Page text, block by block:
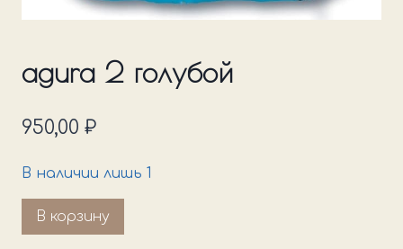
agura 2 голубой
950,00 ₽
В наличии лишь 1
Количество
товара
В корзину